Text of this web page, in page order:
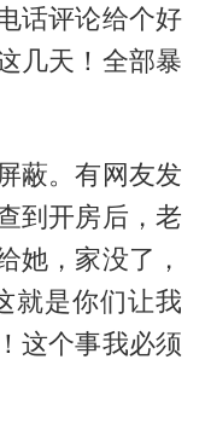
话评论给个好
几天！全部暴
蔽。有网友发
到开房后，老
她，家没了，
就是你们让我
这个事我必须